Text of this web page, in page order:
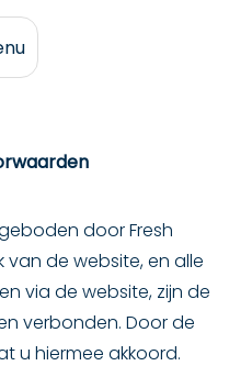
door Fresh
van de website, en alle
via de website, zijn de
verbonden. Door de
u hiermee akkoord.